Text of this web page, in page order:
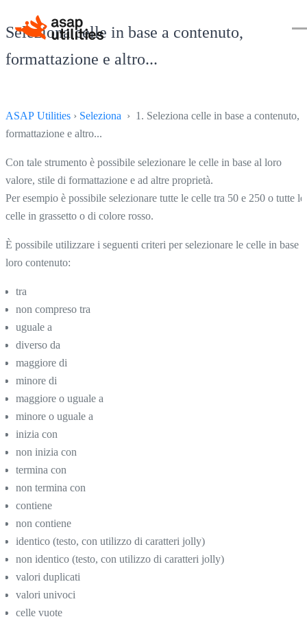
Seleziona celle in base a contenuto,
formattazione e altro...
ASAP Utilities › Seleziona › 1. Seleziona celle in base a contenuto,
formattazione e altro...
Con tale strumento è possibile selezionare le celle in base al loro
valore, stile di formattazione e ad altre proprietà.
Per esempio è possibile selezionare tutte le celle tra 50 e 250 o tutte le
celle in grassetto o di colore rosso.
È possibile utilizzare i seguenti criteri per selezionare le celle in base
loro contenuto:
tra
non compreso tra
uguale a
diverso da
maggiore di
minore di
maggiore o uguale a
minore o uguale a
inizia con
non inizia con
termina con
non termina con
contiene
non contiene
identico (testo, con utilizzo di caratteri jolly)
non identico (testo, con utilizzo di caratteri jolly)
valori duplicati
valori univoci
celle vuote